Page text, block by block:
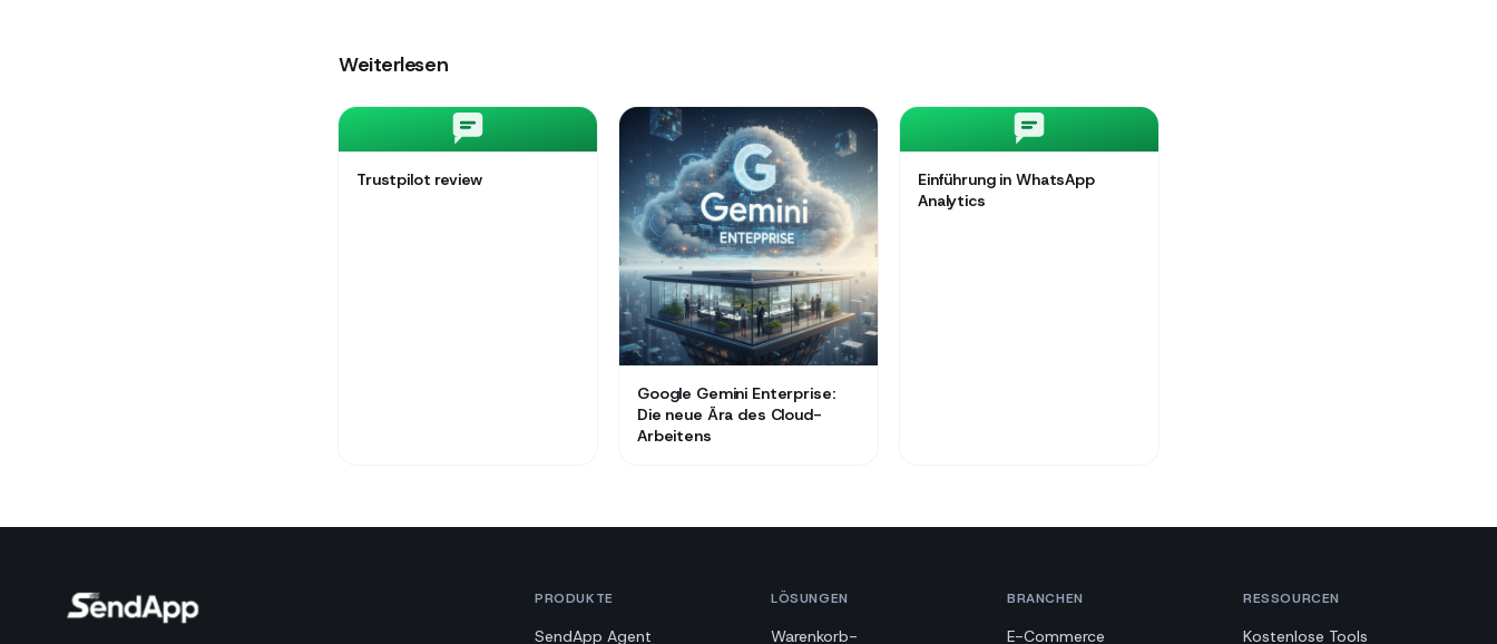
Weiterlesen
Trustpilot review
Google Gemini Enterprise:
Die neue Ära des Cloud-
Arbeitens
Einführung in WhatsApp
Analytics
PRODUKTE
SendApp Agent
LÖSUNGEN
Warenkorb-
BRANCHEN
E-Commerce
RESSOURCEN
Kostenlose Tools